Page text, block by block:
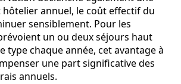
annuel, le coût effectif du
sensiblement. Pour les
un ou deux séjours haut
type chaque année, cet avantage à
une part significative des
annuels.